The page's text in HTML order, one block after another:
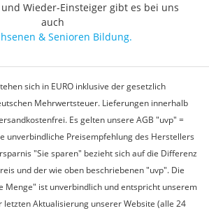
Wieder-Einsteiger gibt es bei uns
auch
& Senioren Bildung.
sich in EURO inklusive der gesetzlich
Mehrwertsteuer. Lieferungen innerhalb
Es gelten unsere AGB "uvp" =
unverbindliche Preisempfehlung des Herstellers
"Sie sparen" bezieht sich auf die Differenz
und der wie oben beschriebenen "uvp". Die
Menge" ist unverbindlich und entspricht unserem
letzten Aktualisierung unserer Website (alle 24